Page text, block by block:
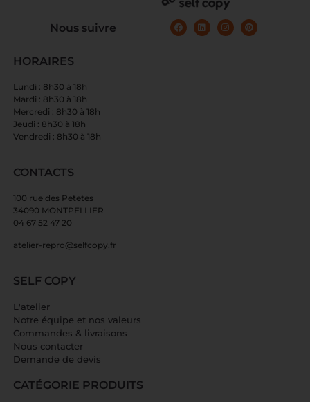
Nous suivre
HORAIRES
Lundi : 8h30 à 18h
Mardi : 8h30 à 18h
Mercredi : 8h30 à 18h
Jeudi : 8h30 à 18h
Vendredi : 8h30 à 18h
CONTACTS
100 rue des Petetes
34090 MONTPELLIER
04 67 52 47 20
atelier-repro@selfcopy.fr
SELF COPY
L'atelier
Notre équipe et nos valeurs
Commandes & livraisons
Nous contacter
Demande de devis
CATÉGORIE PRODUITS